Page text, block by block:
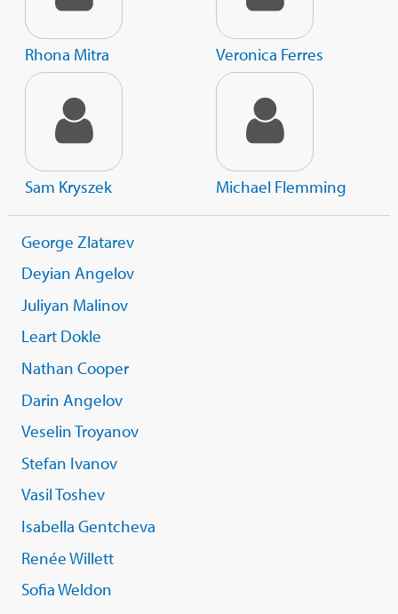
Rhona Mitra Veronica Ferres
Sam Kryszek Michael Flemming
George Zlatarev
Deyian Angelov
Juliyan Malinov
Leart Dokle
Nathan Cooper
Darin Angelov
Veselin Troyanov
Stefan Ivanov
Vasil Toshev
Isabella Gentcheva
Renée Willett
Sofia Weldon